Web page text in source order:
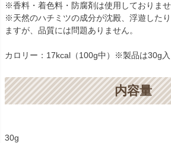
※香料・着色料・防腐剤は使用しておりませ
※天然のハチミツの成分が沈殿、浮遊した
ますが、品質には問題ありません。
カロリー：17kcal（100g中）※製品は30g入
内容量
30g